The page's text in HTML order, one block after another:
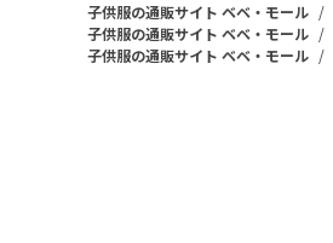
子供服の通販サイト ベベ・モール
子供服の通販サイト ベベ・モール
子供服の通販サイト ベベ・モール